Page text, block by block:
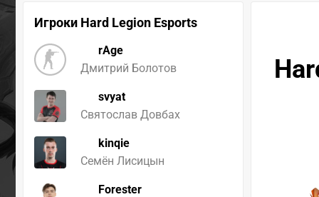
Игроки Hard Legion Esports
rAge
Дмитрий Болотов
svyat
Святослав Довбах
kinqie
Семён Лисицын
Forester